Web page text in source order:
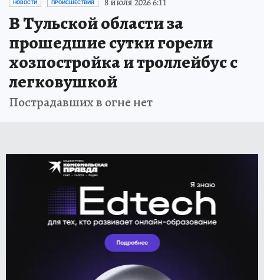
НОВОСТИ ПРОИСШЕСТВИЯ
В Тульской области за
прошедшие сутки горели
хозпостройка и троллейбус с
легковушкой
Пострадавших в огне нет